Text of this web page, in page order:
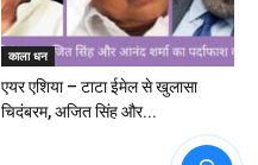
काला धन
एयर एशिया – टाटा ईमेल से खुलासा
चिदंबरम, अजित सिंह और...